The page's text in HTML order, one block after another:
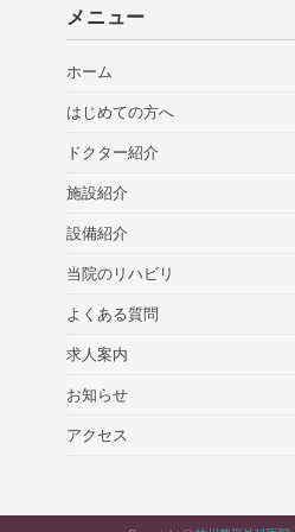
メニュー
ホーム
はじめての方へ
ドクター紹介
施設紹介
設備紹介
当院のリハビリ
よくある質問
求人案内
お知らせ
アクセス